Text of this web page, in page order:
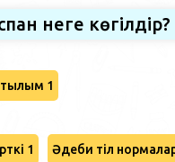
неге көгілдір?
1
1 Әдеби тіл